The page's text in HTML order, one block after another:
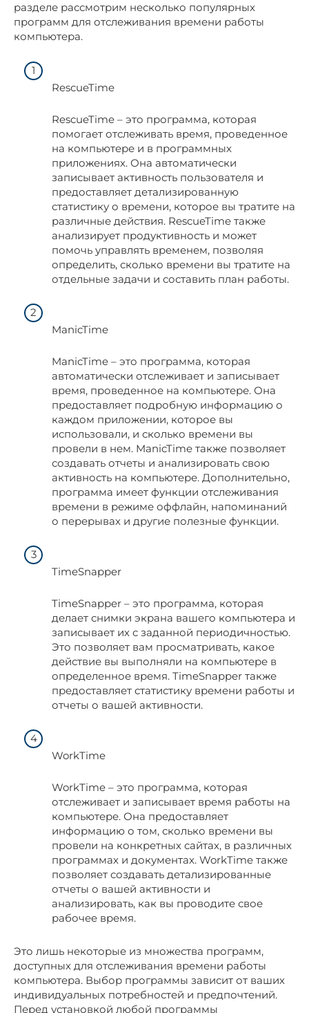
разделе рассмотрим несколько популярных
программ для отслеживания времени работы
компьютера.
RescueTime
RescueTime – это программа, которая
помогает отслеживать время, проведенное
на компьютере и в программных
приложениях. Она автоматически
записывает активность пользователя и
предоставляет детализированную
статистику о времени, которое вы тратите на
различные действия. RescueTime также
анализирует продуктивность и может
помочь управлять временем, позволяя
определить, сколько времени вы тратите на
отдельные задачи и составить план работы.
ManicTime
ManicTime – это программа, которая
автоматически отслеживает и записывает
время, проведенное на компьютере. Она
предоставляет подробную информацию о
каждом приложении, которое вы
использовали, и сколько времени вы
провели в нем. ManicTime также позволяет
создавать отчеты и анализировать свою
активность на компьютере. Дополнительно,
программа имеет функции отслеживания
времени в режиме оффлайн, напоминаний
о перерывах и другие полезные функции.
TimeSnapper
TimeSnapper – это программа, которая
делает снимки экрана вашего компьютера и
записывает их с заданной периодичностью.
Это позволяет вам просматривать, какое
действие вы выполняли на компьютере в
определенное время. TimeSnapper также
предоставляет статистику времени работы и
отчеты о вашей активности.
WorkTime
WorkTime – это программа, которая
отслеживает и записывает время работы на
компьютере. Она предоставляет
информацию о том, сколько времени вы
провели на конкретных сайтах, в различных
программах и документах. WorkTime также
позволяет создавать детализированные
отчеты о вашей активности и
анализировать, как вы проводите свое
рабочее время.
Это лишь некоторые из множества программ,
доступных для отслеживания времени работы
компьютера. Выбор программы зависит от ваших
индивидуальных потребностей и предпочтений.
Перед установкой любой программы